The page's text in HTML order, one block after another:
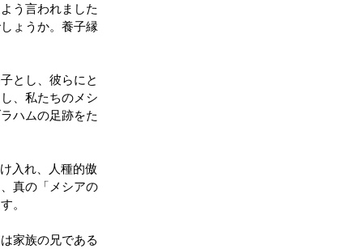
う言われました
ょうか。養子縁
とし、彼らにと
、私たちのメシ
ハムの足跡をた
入れ、人種的傲
真の「メシアの
。
家族の兄である